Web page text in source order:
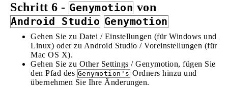
Schritt 6 - Genymotion von
Android Studio Genymotion
Gehen Sie zu Datei / Einstellungen (für Windows und
Linux) oder zu Android Studio / Voreinstellungen (für
Mac OS X).
Gehen Sie zu Other Settings / Genymotion, fügen Sie
den Pfad des Genymotion's Ordners hinzu und
übernehmen Sie Ihre Änderungen.